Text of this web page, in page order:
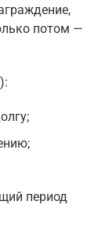
потом —
период